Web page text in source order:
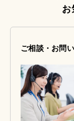
お
ご相談・お問